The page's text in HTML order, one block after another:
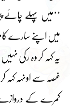
’’میں پہلے چائے
میں اپنے سارے
یہ کہہ کر وہ رکی
غصہ سے اونہہ کہہ کر
کمرے کے دروازے